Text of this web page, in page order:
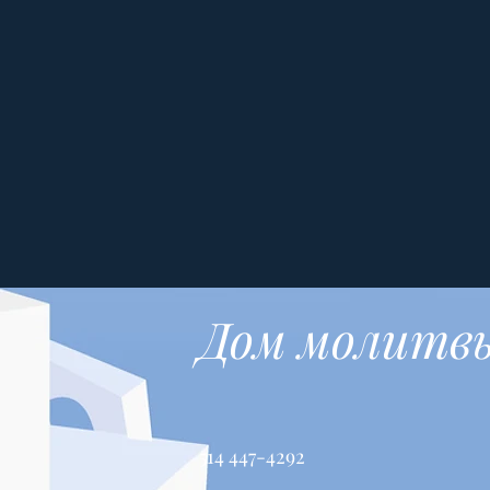
Дом
514 447-4292